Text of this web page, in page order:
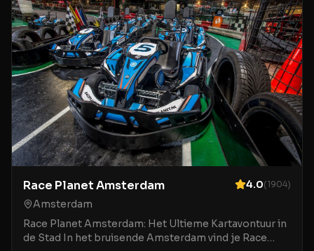
Race Planet Amsterdam 4.0(1904)
Amsterdam
Race Planet Amsterdam: Het Ultieme Kartavontuur in
de Stad In het bruisende Amsterdam vind je Race